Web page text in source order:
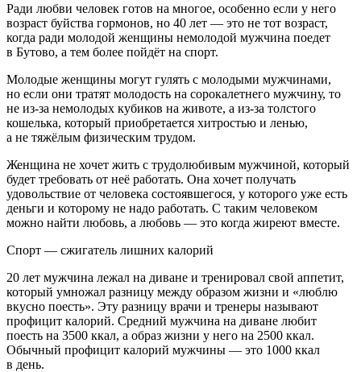
Ради любви человек готов на многое, особенно если у него
возраст буйства гормонов, но 40 лет — это не тот возраст,
когда ради молодой женщины немолодой мужчина поедет
в Бутово, а тем более пойдёт на спорт.
Молодые женщины могут гулять с молодыми мужчинами,
но если они тратят молодость на сорокалетнего мужчину, то
не из-за немолодых кубиков на животе, а из-за толстого
кошелька, который приобретается хитростью и ленью,
а не тяжёлым физическим трудом.
Женщина не хочет жить с трудолюбивым мужчиной, который
будет требовать от неё работать. Она хочет получать
удовольствие от человека состоявшегося, у которого уже есть
деньги и которому не надо работать. С таким человеком
можно найти любовь, а любовь — это когда жиреют вместе.
Спорт — сжигатель лишних калорий
20 лет мужчина лежал на диване и тренировал свой аппетит,
который умножал разницу между образом жизни и «люблю
вкусно поесть». Эту разницу врачи и тренеры называют
профицит калорий. Средний мужчина на диване любит
поесть на 3500 ккал, а образ жизни у него на 2500 ккал.
Обычный профицит калорий мужчины — это 1000 ккал
в день.